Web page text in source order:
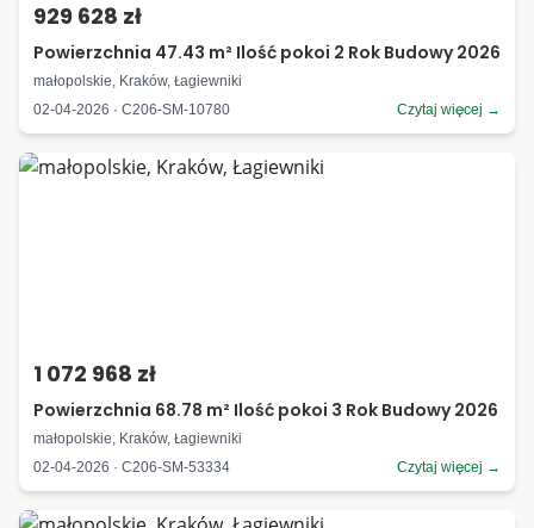
929 628 zł
Powierzchnia 47.43 m² Ilość pokoi 2 Rok Budowy 2026
małopolskie, Kraków, Łagiewniki
02-04-2026 · C206-SM-10780
Czytaj więcej →
1 072 968 zł
Powierzchnia 68.78 m² Ilość pokoi 3 Rok Budowy 2026
małopolskie, Kraków, Łagiewniki
02-04-2026 · C206-SM-53334
Czytaj więcej →